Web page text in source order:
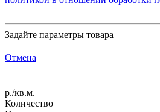
Задайте параметры товара
Отмена
р./кв.м.
Количество